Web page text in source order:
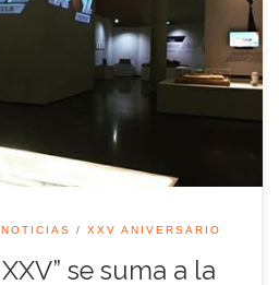
titulada “Un éxito de todos. Del
encuentra en el Pabellón de la
el Día Internacional de los
complementaria a la habitual.
NOTICIAS XXV ANIVERSARIO
se suma a la